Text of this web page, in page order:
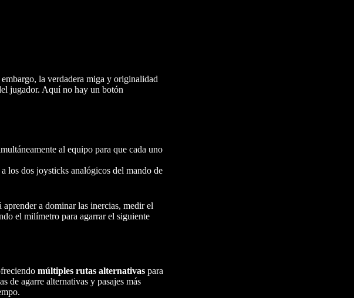
la verdadera miga y originalidad
jugador. Aquí no hay un botón
al equipo para que cada uno
los dos joysticks analógicos del mando de
a dominar las inercias, medir el
el milímetro para agarrar el siguiente
múltiples rutas alternativas para
de agarre alternativas y pasajes más